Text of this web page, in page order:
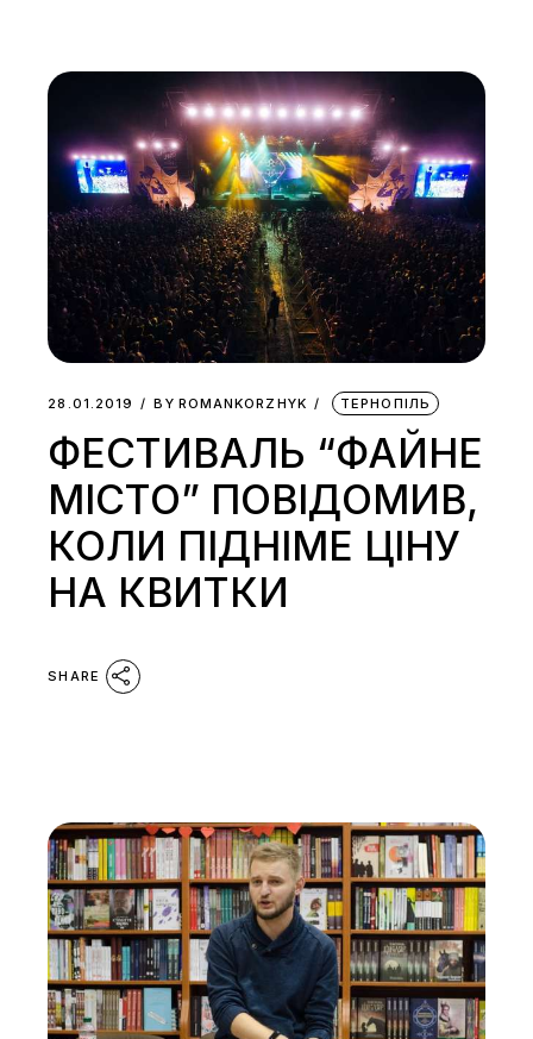
28.01.2019 BY ROMANKORZHYK ТЕРНОПІЛЬ
ФЕСТИВАЛЬ “ФАЙНЕ
МІСТО” ПОВІДОМИВ,
КОЛИ ПІДНІМЕ ЦІНУ
НА КВИТКИ
SHARE